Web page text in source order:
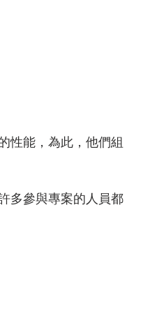
性能，為此，他們組
多參與專案的人員都